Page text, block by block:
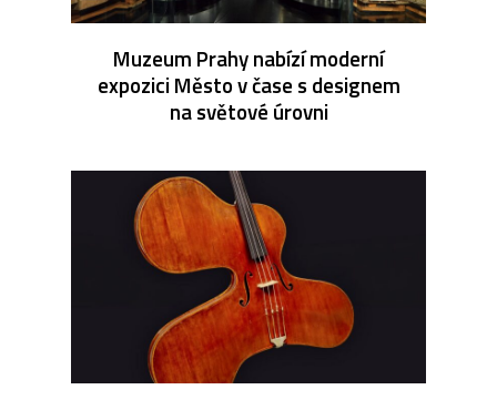
Muzeum Prahy nabízí moderní
expozici Město v čase s designem
na světové úrovni